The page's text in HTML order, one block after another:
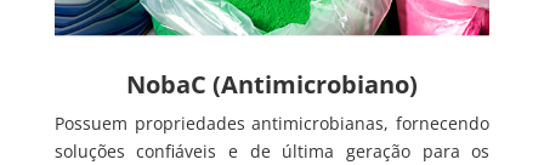
NobaC (Antimicrobiano)
Possuem propriedades antimicrobianas, fornecendo
soluções confiáveis e de última geração para os